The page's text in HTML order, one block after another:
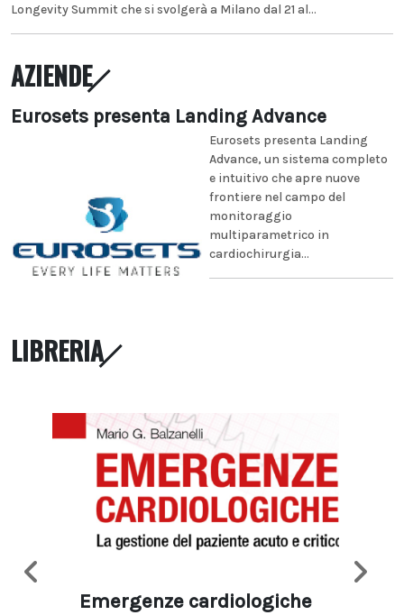
Longevity Summit che si svolgerà a Milano dal 21 al...
AZIENDE
Eurosets presenta Landing Advance
Eurosets presenta Landing
Advance, un sistema completo
e intuitivo che apre nuove
frontiere nel campo del
monitoraggio
multiparametrico in
cardiochirurgia...
LIBRERIA
Emergenze cardiologiche